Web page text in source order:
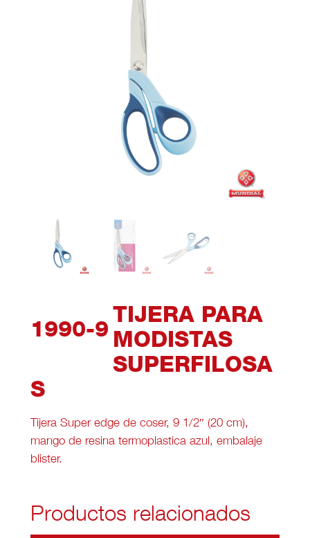
1990-9
TIJERA PARA
MODISTAS
SUPERFILOSA
S
Tijera Super edge de coser, 9 1/2″ (20 cm),
mango de resina termoplastica azul, embalaje
blister.
Productos relacionados